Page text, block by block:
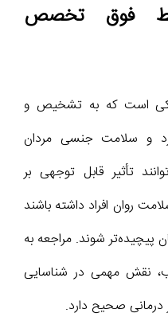
فوق تخصص
است که به تشخیص و
و سلامت جنسی مردان
تأثیر قابل توجهی بر
روان افراد داشته باشند
پیچیده‌تر شوند. مراجعه به
نقش مهمی در شناسایی
صحیح دارد.